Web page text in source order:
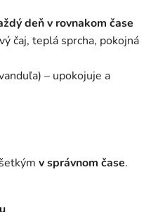
deň v rovnakom čase
čaj, teplá sprcha, pokojná
– upokojuje a
v správnom čase.